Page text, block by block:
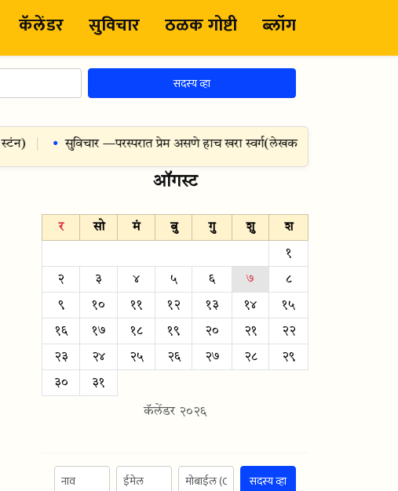
कॅलेंडर सुविचार ठळक गोष्टी ब्लॉग
सदस्य व्हा
) सुविचार —परस्परात प्रेम असणे हाच खरा स्वर्ग(लेखक:जी ग्रँडविले
ऑगस्ट
र सो मं बु गु शु श
१
२ ३ ४ ५ ६ ७ ८
९ १० ११ १२ १३ १४ १५
१६ १७ १८ १९ २० २१ २२
२३ २४ २५ २६ २७ २८ २९
३० ३१
कॅलेंडर २०२६
सदस्य व्हा